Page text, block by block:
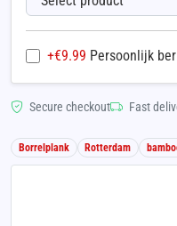
+€9.99 Persoonlijk
Secure checkout Fast
Borrelplank Rotterdam